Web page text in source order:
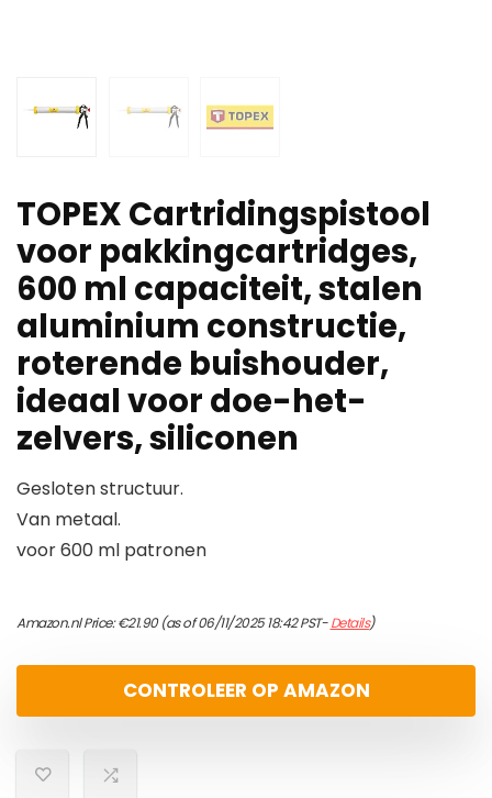
TOPEX Cartridingspistool
voor pakkingcartridges,
600 ml capaciteit, stalen
aluminium constructie,
roterende buishouder,
ideaal voor doe-het-
zelvers, siliconen
Gesloten structuur.
Van metaal.
voor 600 ml patronen
Amazon.nl Price:€21.90(as of 06/11/2025 18:42 PST-Details)
CONTROLEER OP AMAZON